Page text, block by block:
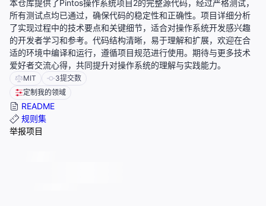
本仓库提供了Pintos操作系统项目2的完整源代码，经过严格测试，
所有测试点均已通过，确保代码的稳定性和正确性。项目详细分析
了实现过程中的技术要点和关键细节，适合对操作系统开发感兴趣
的开发者学习和参考。代码结构清晰，易于理解和扩展，欢迎在合
适的环境中编译和运行，遵循项目规范进行使用。期待与更多技术
爱好者交流心得，共同提升对操作系统的理解与实践能力。
MIT 3提交数
定制我的领域
README
规则集
举报项目